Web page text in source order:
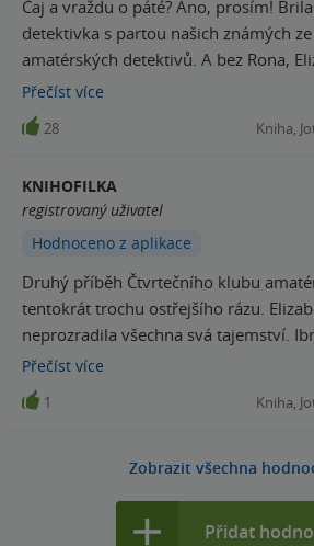
Čaj a vraždu o páté? Ano, prosím!
detektivka s partou našich známých
amatérských detektivů. A bez Rona,
Joyce by to nebylo ono. Napínavý
nehraje. Za mě 5 hvězdiček.
Přečíst více
28 Kniha,
KNIHOFILKA
registrovaný uživatel
Hodnoceno z aplikace
Druhý příběh Čtvrtečního klubu
tentokrát trochu ostřejšího rázu.
neprozradila všechna svá tajemství.
svými úzkostmi, Ron je pořád ten
stále všichni rádi a umí nás překvapit.
Přečíst více
1 Kniha,
Zobrazit všechna
Přidat